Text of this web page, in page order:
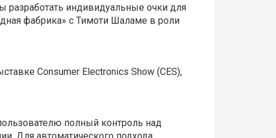
разработать индивидуальные очки для
фабрика» с Тимоти Шаламе в роли
Consumer Electronics Show (CES),
полный контроль над